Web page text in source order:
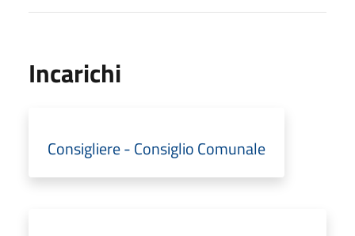
Incarichi
Consigliere - Consiglio Comunale